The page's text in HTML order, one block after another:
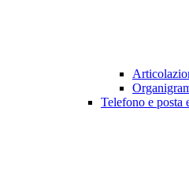
Telefono e posta